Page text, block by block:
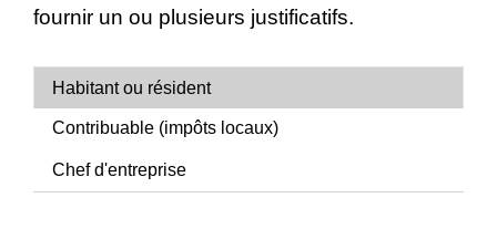
fournir un ou plusieurs justificatifs.
Habitant ou résident
Contribuable (impôts locaux)
Chef d'entreprise